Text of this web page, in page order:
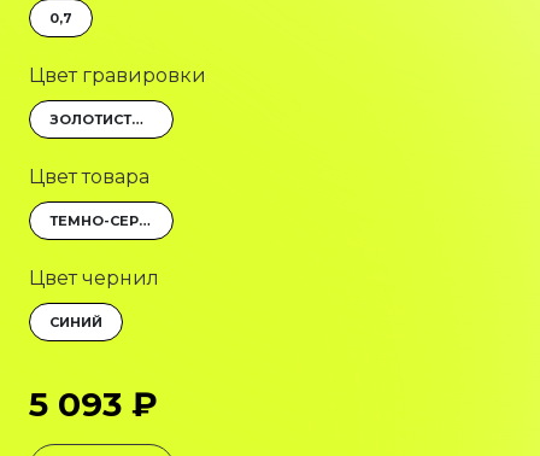
0,7
Цвет гравировки
ЗОЛОТИСТЫЙ
Цвет товара
ТЕМНО-СЕРЫЙ/СЕРЕБРИСТЫЙ
Цвет чернил
СИНИЙ
5 093 ₽